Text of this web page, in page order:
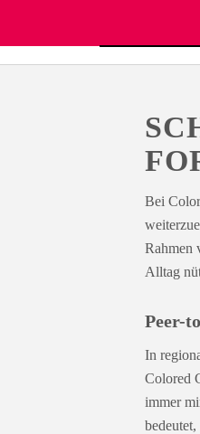
Bei
Rahmen
Alltag
Peer-
In
Colored
immer